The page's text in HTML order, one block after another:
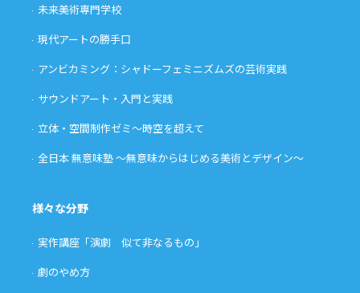
未来美術専門学校
現代アートの勝手口
アンビカミング：シャドーフェミニズムズの芸術実践
サウンドアート・入門と実践
立体・空間制作ゼミ〜時空を超えて
全日本 無意味塾 〜無意味からはじめる美術とデザイン〜
様々な分野
実作講座「演劇 似て非なるもの」
劇のやめ方